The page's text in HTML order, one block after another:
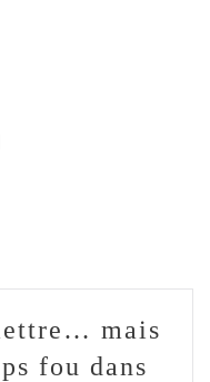
mais
fou dans